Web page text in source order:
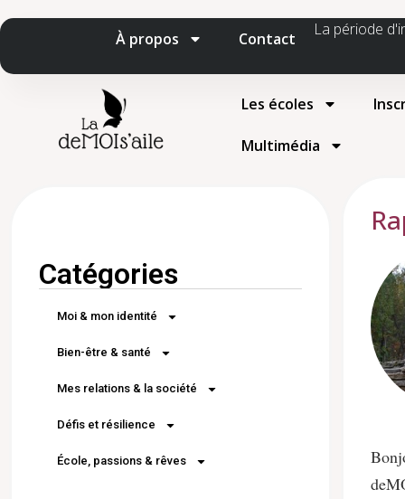
À propos Contact La période
Les écoles
Multimédia
Catégories
Moi & mon identité
Bien-être & santé
Mes relations & la société
Défis et résilience
École, passions & rêves